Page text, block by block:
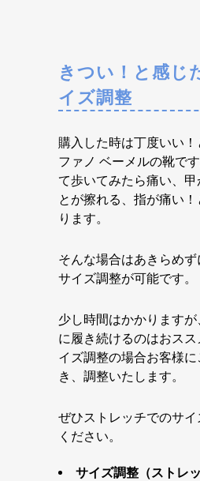
きつい！と感じ
イズ調整
購入した時は丁度いい
ファノ ベーメルの靴で
て歩いてみたら痛い、
とが擦れる、指が痛い
ります。
そんな場合はあきらめ
サイズ調整が可能です。
少し時間はかかります
に履き続けるのはおス
イズ調整の場合お客様
き、調整いたします。
ぜひストレッチでのサ
ください。
サイズ調整（ストレ